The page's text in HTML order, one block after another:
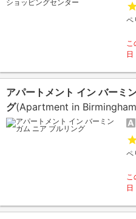
ペ
こ
アパートメント イン バーミ
グ(Apartment in
ペ
こ